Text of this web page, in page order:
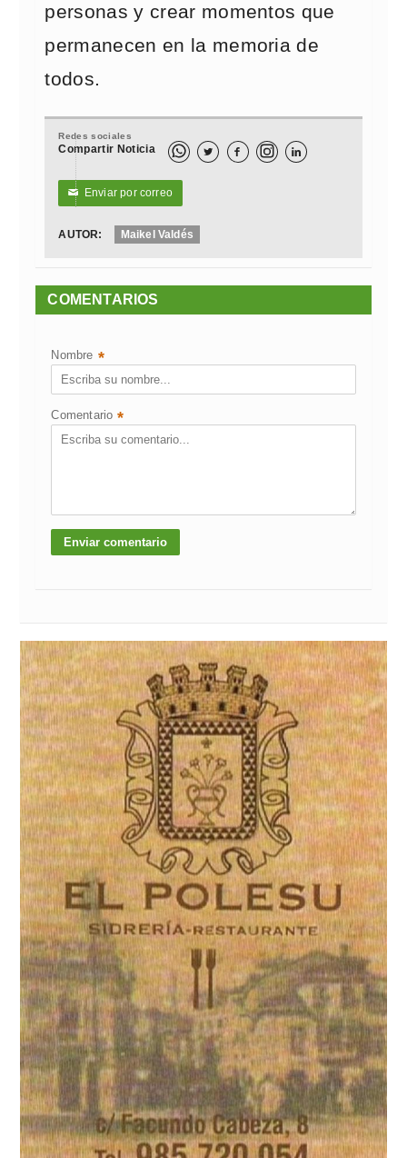
personas y crear momentos que
permanecen en la memoria de
todos.
Redes sociales
Compartir Noticia   
✉ Enviar por correo
AUTOR: Maikel Valdés
COMENTARIOS
Nombre *
Comentario *